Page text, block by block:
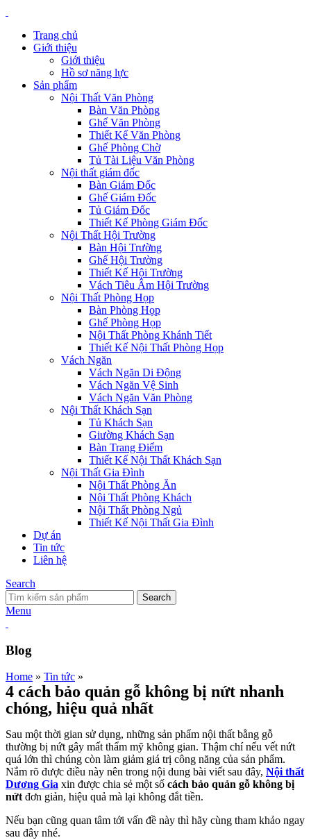
Trang chủ
Giới thiệu
Giới thiệu
Hồ sơ năng lực
Sản phẩm
Nội Thất Văn Phòng
Bàn Văn Phòng
Ghế Văn Phòng
Thiết Kế Văn Phòng
Ghế Phòng Chờ
Tủ Tài Liệu Văn Phòng
Nội thất giám đốc
Bàn Giám Đốc
Ghế Giám Đốc
Tủ Giám Đốc
Thiết Kế Phòng Giám Đốc
Nội Thất Hội Trường
Bàn Hội Trường
Ghế Hội Trường
Thiết Kế Hội Trường
Vách Tiêu Âm Hội Trường
Nội Thất Phòng Họp
Bàn Phòng Họp
Ghế Phòng Họp
Nội Thất Phòng Khánh Tiết
Thiết Kế Nội Thất Phòng Họp
Vách Ngăn
Vách Ngăn Di Động
Vách Ngăn Vệ Sinh
Vách Ngăn Văn Phòng
Nội Thất Khách Sạn
Tủ Khách Sạn
Giường Khách Sạn
Bàn Trang Điểm
Thiết Kế Nội Thất Khách Sạn
Nội Thất Gia Đình
Nội Thất Phòng Ăn
Nội Thất Phòng Khách
Nội Thất Phòng Ngủ
Thiết Kế Nội Thất Gia Đình
Dự án
Tin tức
Liên hệ
Search
Search
Menu
Blog
Home » Tin tức »
4 cách bảo quản gỗ không bị nứt nhanh
chóng, hiệu quả nhất
Sau một thời gian sử dụng, những sản phẩm nội thất bằng gỗ
thường bị nứt gây mất thẩm mỹ không gian. Thậm chí nếu vết nứt
quá lớn thì chúng còn làm giảm giá trị công năng của sản phẩm.
Nắm rõ được điều này nên trong nội dung bài viết sau đây, Nội thất
Dương Gia xin được chia sẻ một số cách bảo quản gỗ không bị
nứtđơn giản, hiệu quả mà lại không đắt tiền.
Nếu bạn cũng quan tâm tới vấn đề này thì hãy cùng tham khảo ngay
sau đây nhé.